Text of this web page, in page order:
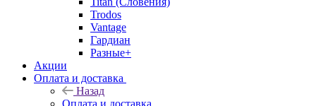
Trodos
Vantage
Гардиан
Разные+
Акции
Оплата и доставка
Назад
Оплата и доставка